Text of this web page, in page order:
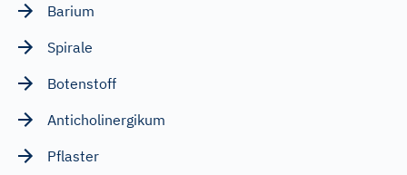
Barium
Spirale
Botenstoff
Anticholinergikum
Pflaster